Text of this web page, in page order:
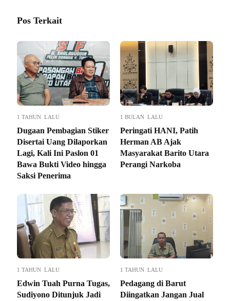
Pos Terkait
1 TAHUN LALU
Dugaan Pembagian Stiker
Disertai Uang Dilaporkan
Lagi, Kali Ini Paslon 01
Bawa Bukti Video hingga
Saksi Penerima
1 BULAN LALU
Peringati HANI, Patih
Herman AB Ajak
Masyarakat Barito Utara
Perangi Narkoba
1 TAHUN LALU
Edwin Tuah Purna Tugas,
Sudiyono Ditunjuk Jadi
1 TAHUN LALU
Pedagang di Barut
Diingatkan Jangan Jual